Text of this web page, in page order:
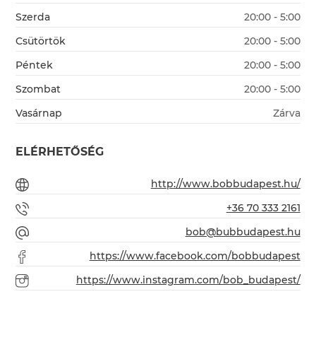
Szerda
20:00 - 5:00
Csütörtök
20:00 - 5:00
Péntek
20:00 - 5:00
Szombat
20:00 - 5:00
Vasárnap
Zárva
ELÉRHETŐSÉG
http://www.bobbudapest.hu/
+36 70 333 2161
bob@bubbudapest.hu
https://www.facebook.com/bobbudapest
https://www.instagram.com/bob_budapest/